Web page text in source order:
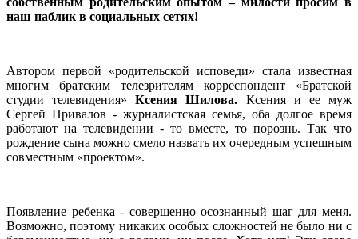
наш паблик в социальных сетях!
Автором первой «родительской исповеди» стала известная
многим братским телезрителям корреспондент «Братской
студии телевидения»Ксения Шилова. Ксения и ее муж
Сергей Привалов - журналистская семья, оба долгое время
работают на телевидении - то вместе, то порознь. Так что
рождение сына можно смело назвать их очередным успешным
совместным «проектом».
Появление ребенка - совершенно осознанный шаг для меня.
Возможно, поэтому никаких особых сложностей не было ни с